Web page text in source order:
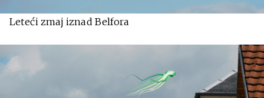
Leteći zmaj iznad Belfora